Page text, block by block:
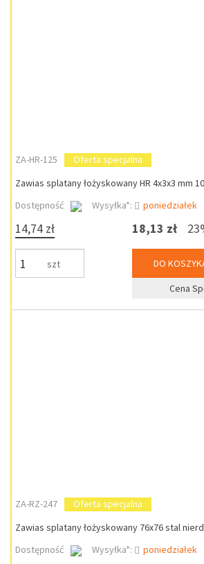
ZA-HR-125
Oferta specjalna
Zawias splatany łożyskowany HR 4x3x3 mm
Dostępność
Wysyłka*: poniedziałek
14,74 zł
szt
18,13 zł
DO
Cena
ZA-RZ-247
Oferta specjalna
Zawias splatany łożyskowany 76x76 stal
Dostępność
Wysyłka*: poniedziałek